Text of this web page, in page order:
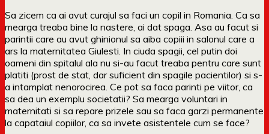
Sa zicem ca ai avut curajul sa faci un copil in Romania. Ca sa
mearga treaba bine la nastere, ai dat spaga. Asa au facut si
parintii care au avut ghinionul sa aiba copiii in salonul care a
ars la maternitatea Giulesti. In ciuda spagii, cel putin doi
oameni din spitalul ala nu si-au facut treaba pentru care sunt
platiti (prost de stat, dar suficient din spagile pacientilor) si s-
a intamplat nenorocirea. Ce pot sa faca parinti pe viitor, ca
sa dea un exemplu societatii? Sa mearga voluntari in
maternitati si sa repare prizele sau sa faca garzi permanente
la capataiul copiilor, ca sa invete asistentele cum se face?